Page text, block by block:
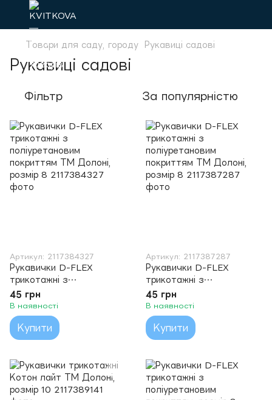
Товари для саду, городу Рукавиці садові
Рукавиці садові
Фільтр За популярністю
Артикул: 2117384327
Рукавички D-FLEX
трикотажні з
поліуретановим
покриттям ТМ Долоні,
розмір 8
45 грн
В наявності
Купити
Артикул: 2117387287
Рукавички D-FLEX
трикотажні з
поліуретановим
покриттям ТМ Долоні,
розмір 8
45 грн
В наявності
Купити